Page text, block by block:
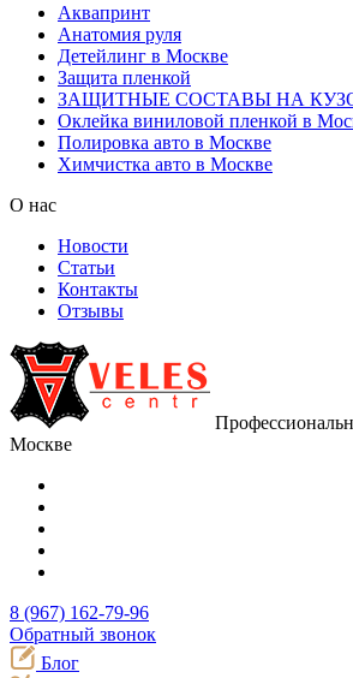
Аквапринт
Анатомия руля
Детейлинг в Москве
Защита пленкой
ЗАЩИТНЫЕ СОСТАВЫ НА
Оклейка виниловой пленкой в
Полировка авто в Москве
Химчистка авто в Москве
О нас
Новости
Статьи
Контакты
Отзывы
Москве
8 (967) 162-79-96
Обратный звонок
Блог